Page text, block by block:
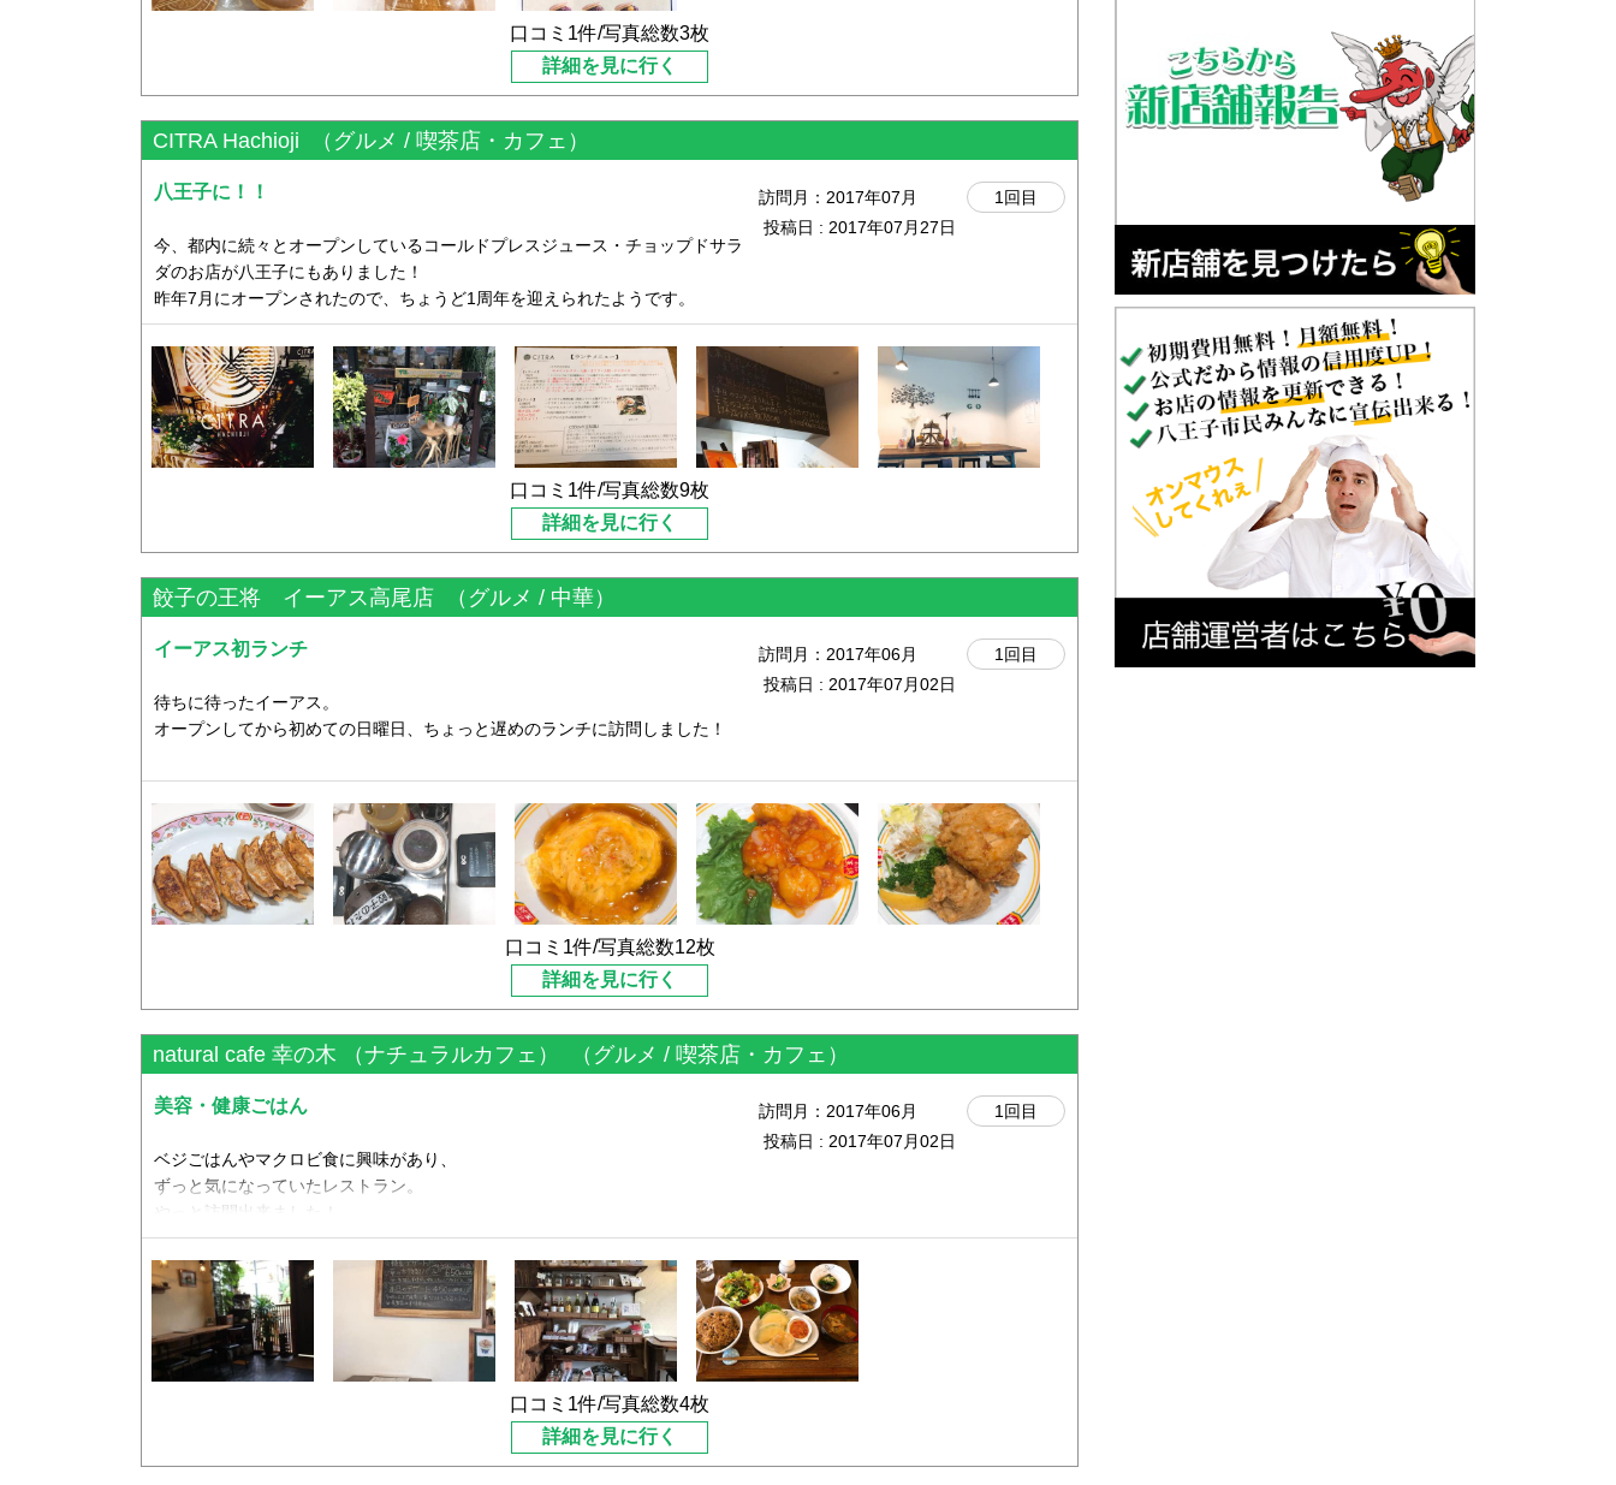
の３つを購入。
他にもコーヒーゼリーやマンゴーゼリーが入ったどら焼きなど変わり種もあり
ました！
生地は八王子産の卵を使って作られてるそうで、ふわふわでいい香り(^-^)
生クリームは甘すぎず、美味しかったです！
とてもマッチしていて、くせになりそうです(´∀｀*)
隣にはカフェスペースがあり、お茶ができるようになっていました。
オシャレなお店で一見どら焼きやさんとは思えない店構えですが、老若男女問
口コミ1件/写真総数3枚
詳細を見に行く
CITRA Hachioji （グルメ / 喫茶店・カフェ）
八王子に！！ 訪問月： 2017年07月
1回目
投稿日 : 2017年07月27日
今、都内に続々とオープンしているコールドプレスジュース・チョップドサラ
ダのお店が八王子にもありました！
昨年7月にオープンされたので、ちょうど1周年を迎えられたようです。
駅から少し離れたところにあるので、なかなか伺えずにいましたが、やっと今
回ランチに伺うことになりました♪
ランチ終了間近だったので、店内には男性のお客さんが1人。
スタッフさんは、厨房に店主の男性、フロアーに女性が1人。のお2人でした。
お店の雰囲気はナチュラルでとってもオシャレな感じ。
席に着くとお水が出されましたが、フルーツウォーターで、スイカの味がほん
他にもオレンジなどが入っているようでした。
私はBランチを注文し、メインは夏野菜の和風チキンソテー。デリにナスとパ
にしました。
どれもやさしい味で、とても美味しかったです。
お野菜だけでなく、お肉もあったので、食べ応えもありました。
コールドプレスジュースも気になりましたが、お腹がいっぱいになってしまっ
が、帰りに店長さんがお試しにとオレンジのジュースを飲ませてくれました！
オレンジ全ての栄養がぎゅっと詰まったとっても美味しいジュースでした！
場所がもう少し駅に近かったらいいのになぁと思いますが、少し歩いてでも行
く価値のあるお店です！きっとまだ知らない方が多いと思うので、みんなに広
めたいと思います！
口コミ1件/写真総数9枚
詳細を見に行く
餃子の王将 イーアス高尾店 （グルメ / 中華）
イーアス初ランチ 訪問月： 2017年06月
1回目
投稿日 : 2017年07月02日
待ちに待ったイーアス。
オープンしてから初めての日曜日、ちょっと遅めのランチに訪問しました！
さすがの日曜日。イーアス自体も、王将もお客さんでいっぱいでした。
私と主人は、買い物を先に済ませていたため、ランチがだいぶ遅くなってしま
い、遅めのランチ、早めの夕飯。な時間になってしまいました。
それでも、私たちのような方がたくさんいたのか、そんな時間帯でもお客さん
は
餃子持ち帰りオープンキャンペーンをしていたようで、お持ち帰りカウンター
お腹がすいていた私たちは、まず餃子とビール（主人）を注文。
そして、、、
王将ラーメンと、ジャストサイズメニューから、天津飯・チャーハン・エビチ
・・・、ちょっと頼みすぎました。。
食べきれました。
ぽんぽこりんでしたが。
ジャストサイズは、少しずついろいろなものを食べられて、お値段もお手頃な
のでとってもお得です。
混雑していて厨房も忙しそうでしたが、料理が出てくる時間は思ったよりも早
口コミ1件/写真総数12枚
詳細を見に行く
natural cafe 幸の木 （ナチュラルカフェ） （グルメ / 喫茶店・カフェ）
美容・健康ごはん 訪問月： 2017年06月
1回目
投稿日 : 2017年07月02日
ベジごはんやマクロビ食に興味があり、
ずっと気になっていたレストラン。
やっと訪問出来ました！
妹と１歳の姪と待ち合わせをして13時半頃お店に到着しました。
ランチタイムもあと1時間半だったせいか、店内には年配の女性がひとり。
厨房には店主と思われる女性と、フロアーにはお母さまでしょうか、お二人で
切り盛りされているようです。
メニューの写真はNGだった為、メニューの写真はありませんが、ランチは、
・幸の木定食 1200円 ・店主のきまぐれランチ 1000円 ・身体リセット
口コミ1件/写真総数4枚
詳細を見に行く